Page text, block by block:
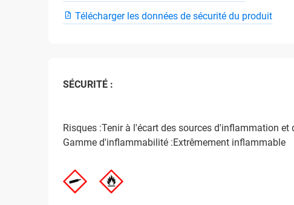
Télécharger les données de sécurité du produit
SÉCURITÉ :
Risques :Tenir à l'écart des sources d'inflammation
Gamme d'inflammabilité :Extrêmement inflammable